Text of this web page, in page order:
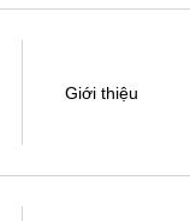
Giới thiệu